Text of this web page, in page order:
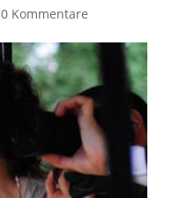
0 Kommentare